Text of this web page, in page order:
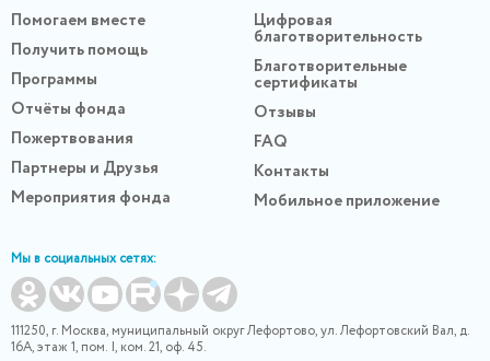
Помогаем вместе
Получить помощь
Программы
Отчёты фонда
Пожертвования
Партнеры и Друзья
Мероприятия фонда
Цифровая
благотворительность
Благотворительные
сертификаты
Отзывы
FAQ
Контакты
Мобильное приложение
Мы в социальных сетях:
111250, г. Москва, муниципальный округ Лефортово, ул. Лефортовский Вал, д.
16А, этаж 1, пом. I, ком. 21, оф. 45.